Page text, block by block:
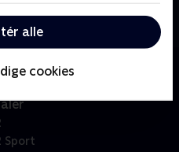
alle
cookies
ejer af et bordel.
Sport